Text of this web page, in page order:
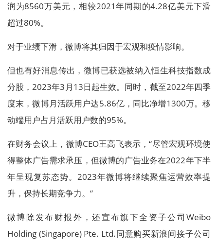
润为8560万美元，相较2021年同期的4.28亿美元下滑
超过80%。
对于业绩下滑，微博将其归因于宏观和疫情影响。
但也有好消息传出，微博已获选被纳入恒生科技指数成
分股，2023年3月13日起生效。同时，截至2022年四季
度末，微博月活跃用户达5.86亿，同比净增1300万。移
动端用户占月活跃用户数的95%。
在财务会议上，微博CEO王高飞表示，“尽管宏观环境使
得整体广告需求承压，但微博的广告业务在2022年下半
年呈现复苏态势。2023年微博将继续聚焦运营效率提
升，保持长期竞争力。”
微博除发布财报外，还宣布旗下全资子公司Weibo
Holding (Singapore) Pte. Ltd.同意购买新浪间接子公司